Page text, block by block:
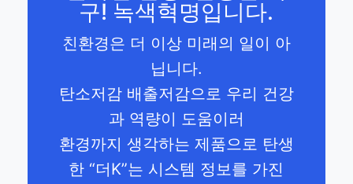
구! 녹색혁명입니다.
친환경은 더 이상 미래의 일이 아
닙니다.
탄소저감 배출저감으로 우리 건강
과 역량이 도움이러
환경까지 생각하는 제품으로 탄생
한 “더K”는 시스템 정보를 가진